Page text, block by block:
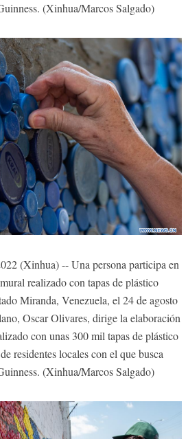
(Xinhua/Marcos Salgado)
(Xinhua) -- Una persona participa en
realizado con tapas de plástico
Miranda, Venezuela, el 24 de agosto
Oscar Olivares, dirige la elaboración
con unas 300 mil tapas de plástico
residentes locales con el que busca
(Xinhua/Marcos Salgado)